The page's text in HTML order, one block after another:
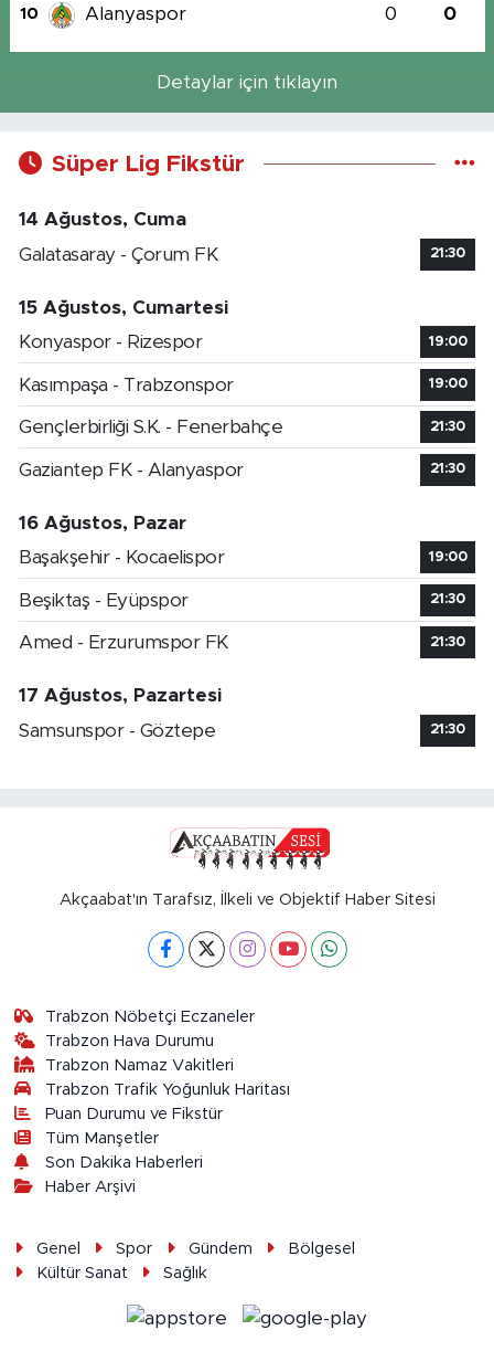
10 Alanyaspor 0 0
Detaylar için tıklayın
Süper Lig Fikstür
14 Ağustos, Cuma
Galatasaray - Çorum FK
21:30
15 Ağustos, Cumartesi
Konyaspor - Rizespor
19:00
Kasımpaşa - Trabzonspor 19:00
Gençlerbirliği S.K. - Fenerbahçe 21:30
Gaziantep FK - Alanyaspor 21:30
16 Ağustos, Pazar
Başakşehir - Kocaelispor
19:00
Beşiktaş - Eyüpspor 21:30
Amed - Erzurumspor FK 21:30
17 Ağustos, Pazartesi
Samsunspor - Göztepe
21:30
Akçaabat'ın Tarafsız, İlkeli ve Objektif Haber Sitesi
Trabzon Nöbetçi Eczaneler
Trabzon Hava Durumu
Trabzon Namaz Vakitleri
Trabzon Trafik Yoğunluk Haritası
Puan Durumu ve Fikstür
Tüm Manşetler
Son Dakika Haberleri
Haber Arşivi
Genel Spor Gündem
Bölgesel
Kültür Sanat
Sağlık